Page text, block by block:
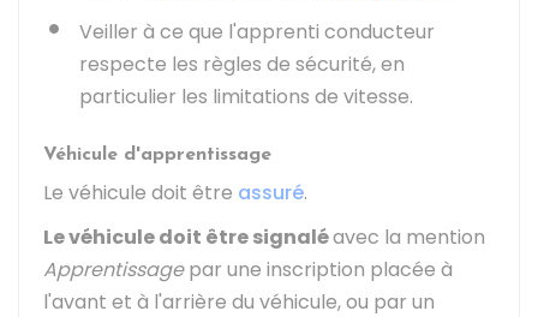
Veiller à ce que l'apprenti conducteur
respecte les règles de sécurité, en
particulier les limitations de vitesse.
Véhicule d'apprentissage
Le véhicule doit être assuré.
Le véhicule doit être signaléavec la mention
Apprentissagepar une inscription placée à
l'avant et à l'arrière du véhicule, ou par un